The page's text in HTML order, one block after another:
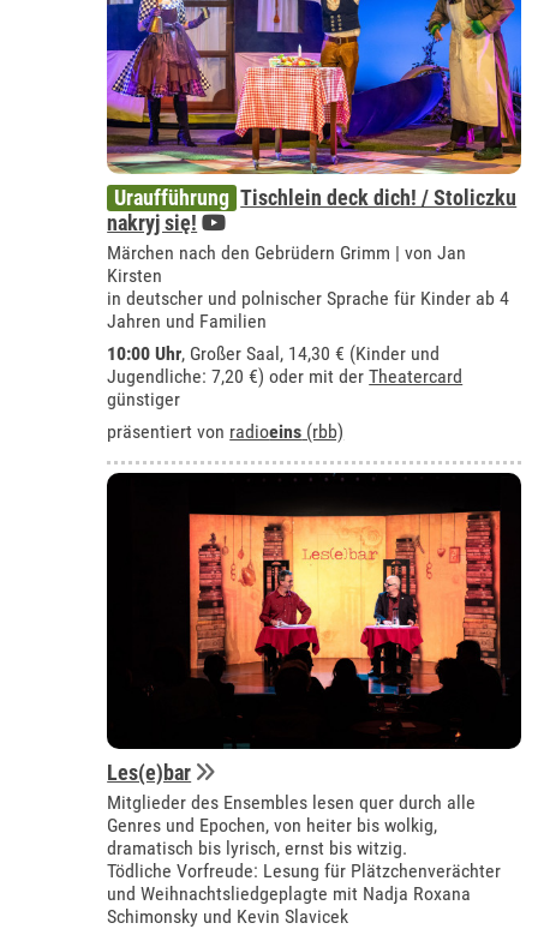
Uraufführung Tischlein deck dich! / Stoliczku
nakryj się!
Märchen nach den Gebrüdern Grimm | von Jan
Kirsten
in deutscher und polnischer Sprache für Kinder ab 4
Jahren und Familien
10:00 Uhr, Großer Saal, 14,30 € (Kinder und
Jugendliche: 7,20 €) oder mit derTheatercard
günstiger
präsentiert von radioeins (rbb)
Les(e)bar
Mitglieder des Ensembles lesen quer durch alle
Genres und Epochen, von heiter bis wolkig,
dramatisch bis lyrisch, ernst bis witzig.
Tödliche Vorfreude: Lesung für Plätzchenverächter
und Weihnachtsliedgeplagte mit Nadja Roxana
Schimonsky und Kevin Slavicek